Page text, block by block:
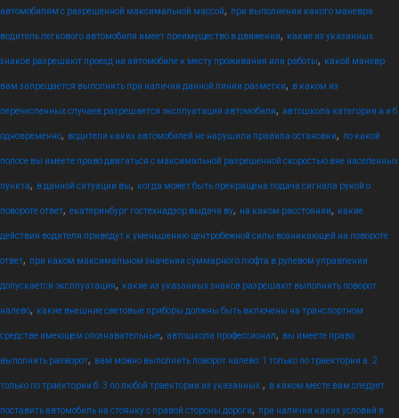
автомобилям с разрешенной максимальной массой, при выполнении какого маневра
водитель легкового автомобиля имеет преимущество в движении, какие из указанных
знаков разрешают проезд на автомобиле к месту проживания или работы, какой маневр
вам запрещается выполнить при наличии данной линии разметки, в каком из
перечисленных случаев разрешается эксплуатация автомобиля, автошкола категория а и б
одновременно, водители каких автомобилей не нарушили правила остановки, по какой
полосе вы имеете право двигаться с максимальной разрешенной скоростью вне населенных
пункта, в данной ситуации вы, когда может быть прекращена подача сигнала рукой о
повороте ответ, екатеринбург гостехнадзор выдача ву, на каком расстоянии, какие
действия водителя приведут к уменьшению центробежной силы возникающей на повороте
ответ, при каком максимальном значении суммарного люфта в рулевом управлении
допускается эксплуатация, какие из указанных знаков разрешают выполнить поворот
налево, какие внешние световые приборы должны быть включены на транспортном
средстве имеющем опознавательные, автошкола профессионал, вы имеете право
выполнить разворот, вам можно выполнить поворот налево: 1 только по траектории а. 2
только по траектории б. 3 по любой траектории из указанных. , в каком месте вам следует
поставить автомобиль на стоянку с правой стороны дороги, при наличии каких условий в